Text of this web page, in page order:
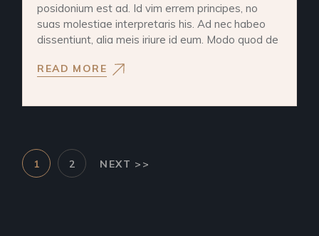
posidonium est ad. Id vim errem principes, no
suas molestiae interpretaris his. Ad nec habeo
dissentiunt, alia meis iriure id eum. Modo quod de
READ MORE
ПАГИНАЦИЯ
1 2 NEXT >>